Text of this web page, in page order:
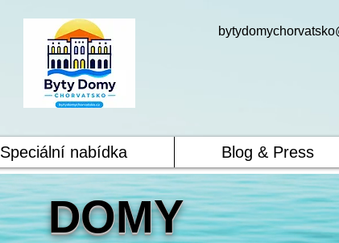
Speciální nabídka Blog & Press
DOMY